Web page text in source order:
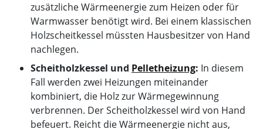
zusätzliche Wärmeenergie zum Heizen oder für
Warmwasser benötigt wird. Bei einem klassischen
Holzscheitkessel müssten Hausbesitzer von Hand
nachlegen.
Scheitholzkessel und Pelletheizung: In diesem
Fall werden zwei Heizungen miteinander
kombiniert, die Holz zur Wärmegewinnung
verbrennen. Der Scheitholzkessel wird von Hand
befeuert. Reicht die Wärmeenergie nicht aus,